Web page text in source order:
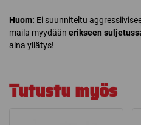
Huom: Ei suunniteltu
maila myydään erikseen
aina yllätys!
Tutustu myös